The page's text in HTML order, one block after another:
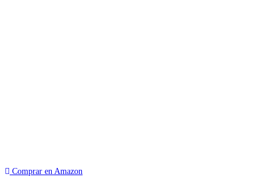
Comprar en Amazon